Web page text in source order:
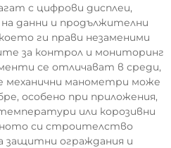
с цифрови дисплеи,
данни и продължителни
ги прави незаменими
за контрол и мониторинг
се отличават в среди,
манометри може
особено при приложения,
или корозивни
си строителство
защитни ограждания и